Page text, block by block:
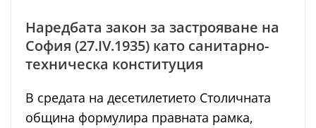
Наредбата закон за застрояване на
София (27.IV.1935) като санитарно-
техническа конституция
В средата на десетилетието Столичната
община формулира правната рамка,